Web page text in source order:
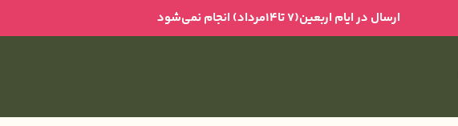
ارسال در ایام اربعین(۷ تا۱۴مرداد) انجام نمی‌شود